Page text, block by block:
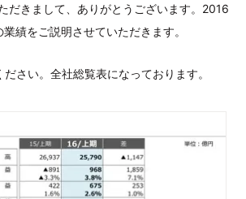
だきまして、ありがとうございます。2016
績をご説明させていただきます。
さい。全社総覧表になっております。